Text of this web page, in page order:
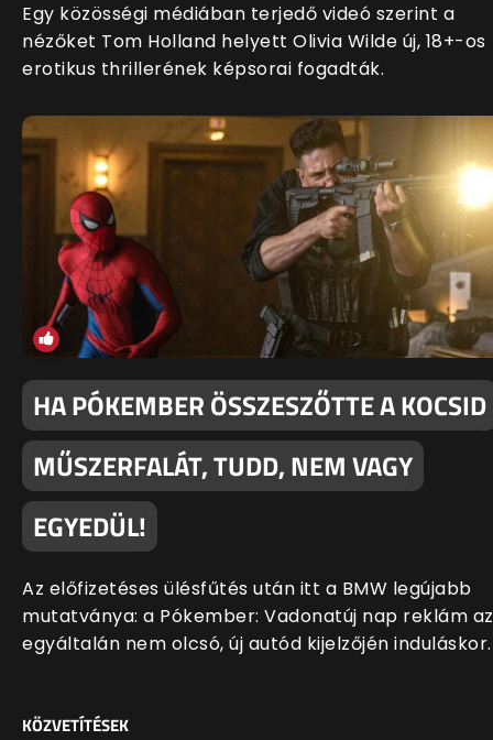
Egy közösségi médiában terjedő videó szerint a
nézőket Tom Holland helyett Olivia Wilde új, 18+-os
erotikus thrillerének képsorai fogadták.
HA PÓKEMBER ÖSSZESZŐTTE A KOCSID
MŰSZERFALÁT, TUDD, NEM VAGY
EGYEDÜL!
Az előfizetéses ülésfűtés után itt a BMW legújabb
mutatványa: a Pókember: Vadonatúj nap reklám az
egyáltalán nem olcsó, új autód kijelzőjén induláskor.
KÖZVETÍTÉSEK